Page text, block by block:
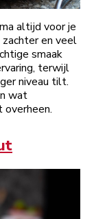
altijd voor je
zachter en veel
smaak
terwijl
niveau tilt.
wat